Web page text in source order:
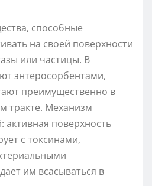
способные
на своей поверхности
или частицы. В
энтеросорбентами,
преимущественно в
тракте. Механизм
поверхность
с токсинами,
им всасываться в